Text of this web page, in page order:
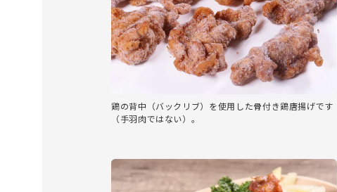
鶏の背中（バックリブ）を使用した骨付き鶏唐揚げです
（手羽肉ではない）。